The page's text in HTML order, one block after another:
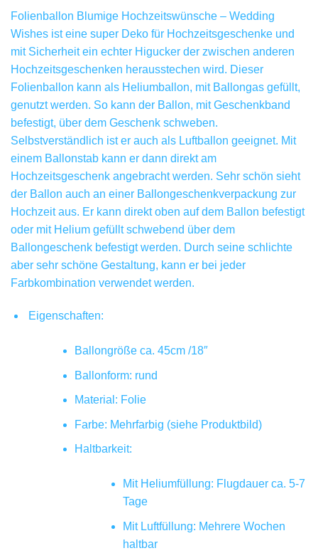
Folienballon Blumige Hochzeitswünsche – Wedding
Wishes ist eine super Deko für Hochzeitsgeschenke und
mit Sicherheit ein echter Higucker der zwischen anderen
Hochzeitsgeschenken herausstechen wird. Dieser
Folienballon kann als Heliumballon, mit Ballongas gefüllt,
genutzt werden. So kann der Ballon, mit Geschenkband
befestigt, über dem Geschenk schweben.
Selbstverständlich ist er auch als Luftballon geeignet. Mit
einem Ballonstab kann er dann direkt am
Hochzeitsgeschenk angebracht werden. Sehr schön sieht
der Ballon auch an einer Ballongeschenkverpackung zur
Hochzeit aus. Er kann direkt oben auf dem Ballon befestigt
oder mit Helium gefüllt schwebend über dem
Ballongeschenk befestigt werden. Durch seine schlichte
aber sehr schöne Gestaltung, kann er bei jeder
Farbkombination verwendet werden.
Eigenschaften:
Ballongröße ca. 45cm /18″
Ballonform: rund
Material: Folie
Farbe: Mehrfarbig (siehe Produktbild)
Haltbarkeit:
Mit Heliumfüllung: Flugdauer ca. 5-7
Tage
Mit Luftfüllung: Mehrere Wochen
haltbar